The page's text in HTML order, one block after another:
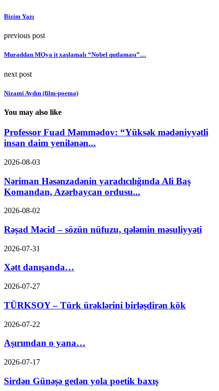
Bizim Yazı
previous post
Muraddan MOya it xaşlamalı “Nobel qutlaması”…
next post
Nizami Aydın (film-poema)
You may also like
Professor Fuad Məmmədov: “Yüksək mədəniyyətli
insan daim yenilənən...
2026-08-03
Nəriman Həsənzadənin yaradıcılığında Ali Baş
Komandan, Azərbaycan ordusu...
2026-08-02
Rəşad Məcid – sözün nüfuzu, qələmin məsuliyyəti
2026-07-31
Xətt danışanda…
2026-07-27
TÜRKSOY – Türk ürəklərini birləşdirən kök
2026-07-22
Aşırımdan o yana…
2026-07-17
Sirdən Günəşə gedən yola poetik baxış